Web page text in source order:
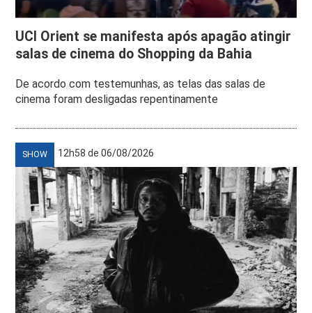
UCI Orient se manifesta após apagão atingir
salas de cinema do Shopping da Bahia
De acordo com testemunhas, as telas das salas de
cinema foram desligadas repentinamente
SHOW 12h58 de 06/08/2026